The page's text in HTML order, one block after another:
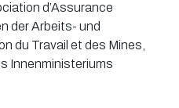
d’Assurance
der Arbeits- und
du Travail et des Mines,
Innenministeriums